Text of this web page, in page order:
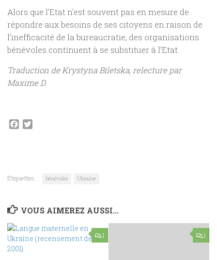
Alors que l’Etat n’est souvent pas en mesure de
répondre aux besoins de ses citoyens en raison de
l’inefficacité de la bureaucratie, des organisations
bénévoles continuent à se substituer à l’Etat.
Traduction de Krystyna Biletska, relecture par
Maxime D.
Facebook
Étiquettes : bénévoles Ukraine
VOUS AIMEREZ AUSSI...
1 1